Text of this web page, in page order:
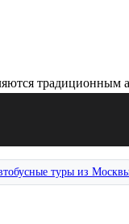
туры из